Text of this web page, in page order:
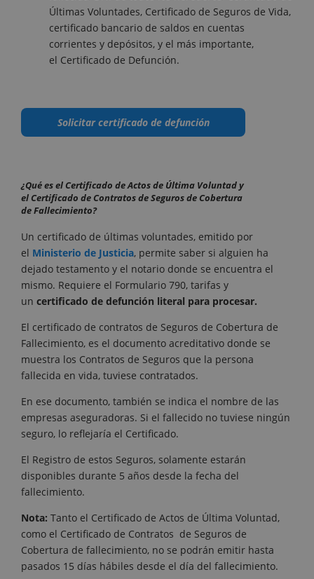
Últimas Voluntades, Certificado de Seguros de Vida,
certificado bancario de saldos en cuentas
corrientes y depósitos, y el más importante,
el Certificado de Defunción.
Solicitar certificado de defunción
¿Qué es el Certificado de Actos de Última Voluntad y
el Certificado de Contratosde Seguros de Cobertura
de Fallecimiento?
Un certificado de últimas voluntades, emitido por
el Ministerio de Justicia, permite saber si alguien ha
dejado testamento y el notario donde se encuentra el
mismo. Requiere el Formulario 790, tarifas y
un certificado de defunción literal para procesar.
El certificado de contratos de Seguros de Cobertura de
Fallecimiento, es el documento acreditativo donde se
muestra los Contratos de Seguros que la persona
fallecida en vida, tuviese contratados.
En ese documento, también se indica el nombre de las
empresas aseguradoras. Si el fallecido no tuviese ningún
seguro, lo reflejaría el Certificado.
El Registro de estos Seguros, solamente estarán
disponibles durante 5 años desde la fecha del
fallecimiento.
Nota: Tanto el Certificado de Actos de Última Voluntad,
como el Certificado de Contratos de Seguros de
Cobertura de fallecimiento, no se podrán emitir hasta
pasados 15 días hábiles desde el día del fallecimiento.